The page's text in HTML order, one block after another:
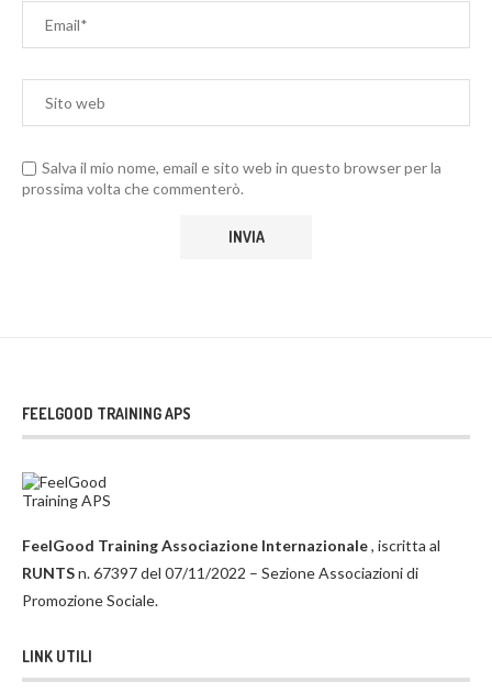
Salva il mio nome, email e sito web in questo browser per la
prossima volta che commenterò.
FEELGOOD TRAINING APS
FeelGood Training Associazione Internazionale, iscritta al
RUNTSn. 67397 del 07/11/2022 – Sezione Associazioni di
Promozione Sociale.
LINK UTILI